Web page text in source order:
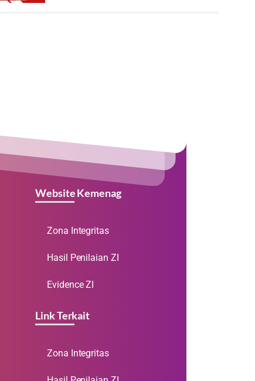
Website Kemenag
Zona Integritas
Hasil Penilaian ZI
Evidence ZI
Link Terkait
Zona Integritas